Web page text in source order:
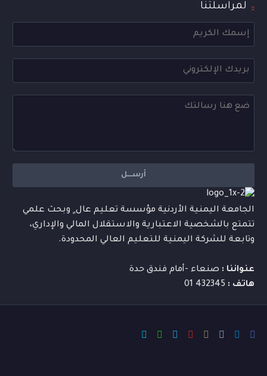
لمراسلتنا
الجامعة اليمنية الأردنية مؤسسة تعليم عال ٍ وبحث علمي
تتمتع بالشخصية الاعتبارية والاستقلال المالي والإداري،
وتابعة للشركة اليمنية للتعليم العالي المحدودة.
عنواننا : صنعاء -أمام فندق حدة
هاتف :